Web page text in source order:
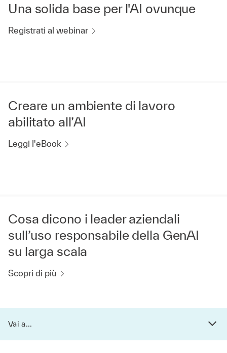
Una solida base per l'AI ovunque
Registrati al webinar
Creare un ambiente di lavoro
abilitato all’AI
Leggi l'eBook
Cosa dicono i leader aziendali
sull’uso responsabile della GenAI
su larga scala
Scopri di più
Vai a...